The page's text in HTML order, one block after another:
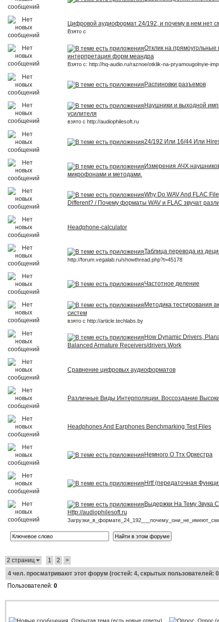
Цифровой аудиоформат 24/192, и почему в нем нет
Взято с
Отклик на прямоугольные
интерпретация форм меандра
Взято с: http://hq-audio.ru/raznoe/otklik-na-pryamougolnyie-
Распиновки разъемов
Наушники и выходной
усилителя
взято с http://audiophilesoft.ru
24/192 Или 16/44 Или
Измерения АЧХ
микрофонами и методами.
Why Do WAV And FLAC
Different? / Почему форматы WAV и FLAC звучат
Headphone-calculator
Таблица перевода из
http://forum.vegalab.ru/showthread.php?t=45178
Частотное деление
Методика тестирования
систем
взято с http://article.techlabs.by
How Dynamic Drivers,
Balanced Armature Receivers/drivers Work
Сравнение цифровых аудиоформатов
Различные Виды Интерполяции. Воссоздание
Headphones And Earphones Benchmarking Test Files
Немного О Ттх Оркестра
Hrtf (передаточная
Выдержки На Тему Звука
Http://audiophilesoft.ru
2 страниц 1 2
>
4чел. просматривают этот форум (гостей: 4, скрытых пользователей:
Пользователей: 0
Открытая тема (есть новые ответы) Опрос